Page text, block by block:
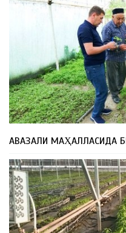
АВАЗАЛИ МАҲАЛЛАСИДА